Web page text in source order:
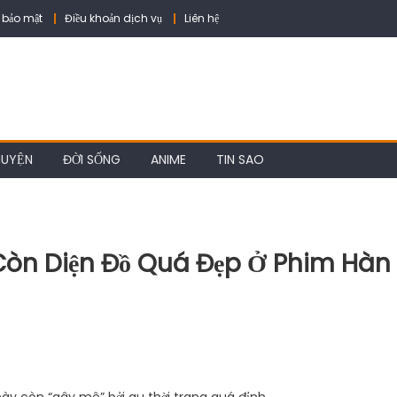
mật Điều khoản dịch vụ Liên hệ
ĐỜI SỐNG ANIME TIN SAO
Diện Đồ Quá Đẹp Ở Phim Hàn